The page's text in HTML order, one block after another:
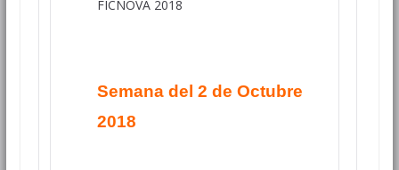
FICNOVA 2018
Semana del 2 de Octubre
2018